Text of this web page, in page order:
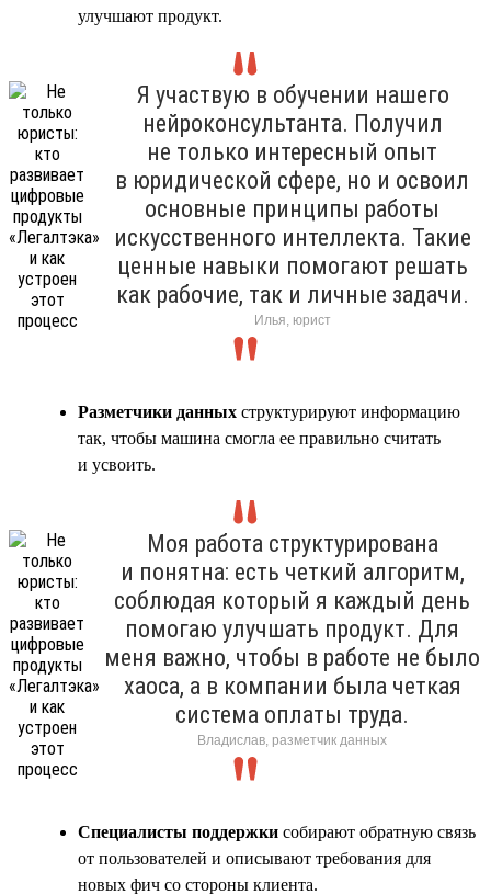
улучшают продукт.
Я участвую в обучении нашего
нейроконсультанта. Получил
не только интересный опыт
в юридической сфере, но и освоил
основные принципы работы
искусственного интеллекта. Такие
ценные навыки помогают решать
как рабочие, так и личные задачи.
Илья, юрист
Разметчики данных структурируют информацию
так, чтобы машина смогла ее правильно считать
и усвоить.
Моя работа структурирована
и понятна: есть четкий алгоритм,
соблюдая который я каждый день
помогаю улучшать продукт. Для
меня важно, чтобы в работе не было
хаоса, а в компании была четкая
система оплаты труда.
Владислав, разметчик данных
Специалисты поддержки собирают обратную связь
от пользователей и описывают требования для
новых фич со стороны клиента.